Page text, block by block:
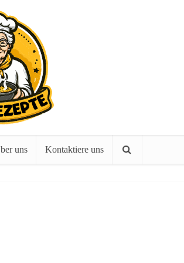
uns Kontaktiere uns